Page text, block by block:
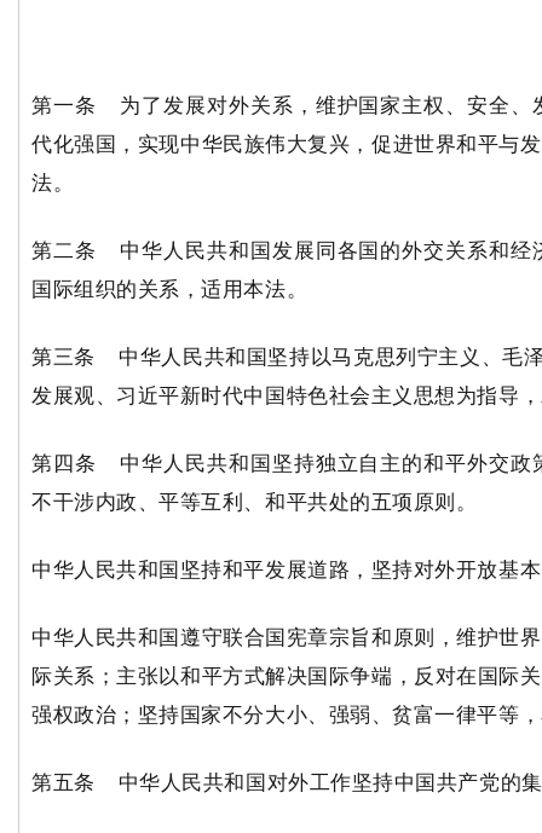
第一条 为了发展对外关系，维护国家主权、安全、
代化强国，实现中华民族伟大复兴，促进世界和平与
法。
第二条 中华人民共和国发展同各国的外交关系和经
国际组织的关系，适用本法。
第三条 中华人民共和国坚持以马克思列宁主义、毛
发展观、习近平新时代中国特色社会主义思想为指导
第四条 中华人民共和国坚持独立自主的和平外交政
不干涉内政、平等互利、和平共处的五项原则。
中华人民共和国坚持和平发展道路，坚持对外开放基
中华人民共和国遵守联合国宪章宗旨和原则，维护世
际关系；主张以和平方式解决国际争端，反对在国际
强权政治；坚持国家不分大小、强弱、贫富一律平等
第五条 中华人民共和国对外工作坚持中国共产党的